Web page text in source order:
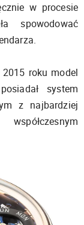
w procesie
spowodować
roku model
system
z najbardziej